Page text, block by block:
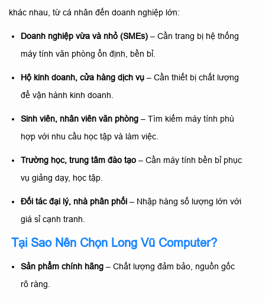
khác nhau, từ cá nhân đến doanh nghiệp lớn:
Doanh nghiệp vừa và nhỏ (SMEs) – Cần trang bị hệ thống
máy tính văn phòng ổn định, bền bỉ.
Hộ kinh doanh, cửa hàng dịch vụ – Cần thiết bị chất lượng
để vận hành kinh doanh.
Sinh viên, nhân viên văn phòng – Tìm kiếm máy tính phù
hợp với nhu cầu học tập và làm việc.
Trường học, trung tâm đào tạo – Cần máy tính bền bỉ phục
vụ giảng dạy, học tập.
Đối tác đại lý, nhà phân phối – Nhập hàng số lượng lớn với
giá sỉ cạnh tranh.
Tại Sao Nên Chọn Long Vũ Computer?
Sản phẩm chính hãng – Chất lượng đảm bảo, nguồn gốc
rõ ràng.